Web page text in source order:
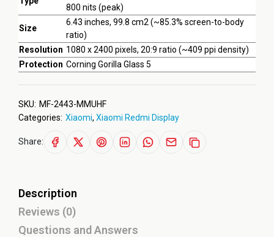
800 nits (peak)
Size
6.43 inches, 99.8 cm2 (~85.3% screen-to-body
ratio)
Resolution 1080 x 2400 pixels, 20:9 ratio (~409 ppi density)
Protection Corning Gorilla Glass 5
SKU: MF-2443-MMUHF
Categories: Xiaomi, Xiaomi Redmi Display
Share:
Description
Reviews (0)
Questions and Answers